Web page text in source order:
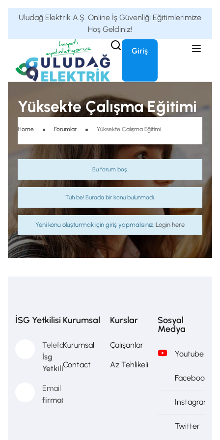
Uludağ Elektrik A.Ş. Online İş Güvenliği Eğitimlerimize
Hoş Geldiniz!
Giriş
Yüksekte Çalışma Eğitimi
Home Forumlar Yüksekte Çalışma Eğitimi
Bu forum boş.
Tüh be! Burada bir konu bulunmadı.
Yeni konu oluşturmak için giriş yapmalısınız. Login here
İSG Yetkilisi
Telefon
İsg
Yetkilisi
Email
firma@firma.com
Kurumsal
Kurumsal
Contact
Kurslar
Çalışanlar
Az Tehlikeli
Sosyal
Medya
Youtube
Facebook
Instagram
Twitter